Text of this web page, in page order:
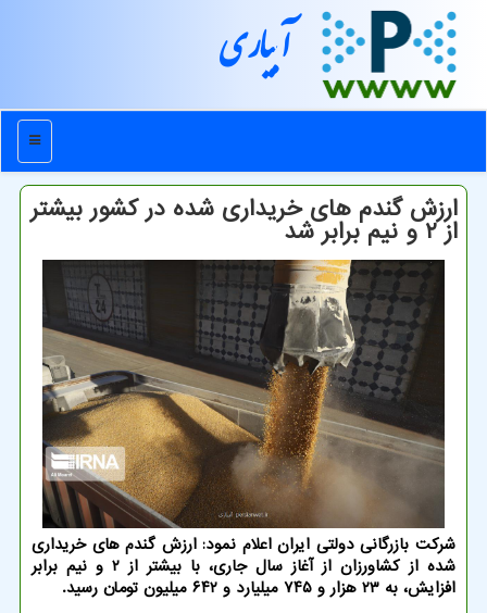
آبیاری
منو
ارزش گندم های خریداری شده در کشور بیشتر
از ۲ و نیم برابر شد
شرکت بازرگانی دولتی ایران اعلام نمود: ارزش گندم های خریداری
شده از کشاورزان از آغاز سال جاری، با بیشتر از ۲ و نیم برابر
افزایش، به ۲۳ هزار و ۷۴۵ میلیارد و ۶۴۲ میلیون تومان رسید.